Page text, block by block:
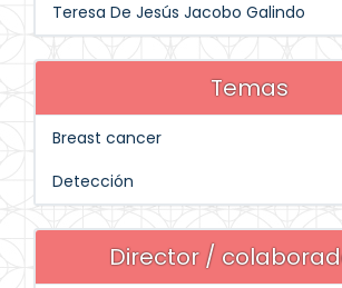
Teresa De Jesús Jacobo Galindo
Temas
Breast cancer
Detección
Director /